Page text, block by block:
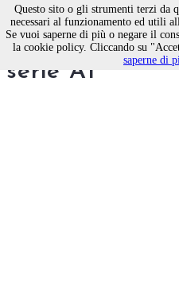
TT Respa
serie A1
Questo sito o gli strumenti terzi da
necessari al funzionamento ed utili
Se vuoi saperne di più o negare il
la cookie policy. Cliccando su
saperne di